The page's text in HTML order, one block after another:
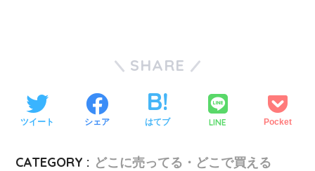
SHARE
ツイート シェア はてブ LINE Pocket
CATEGORY : どこに売ってる・どこで買える